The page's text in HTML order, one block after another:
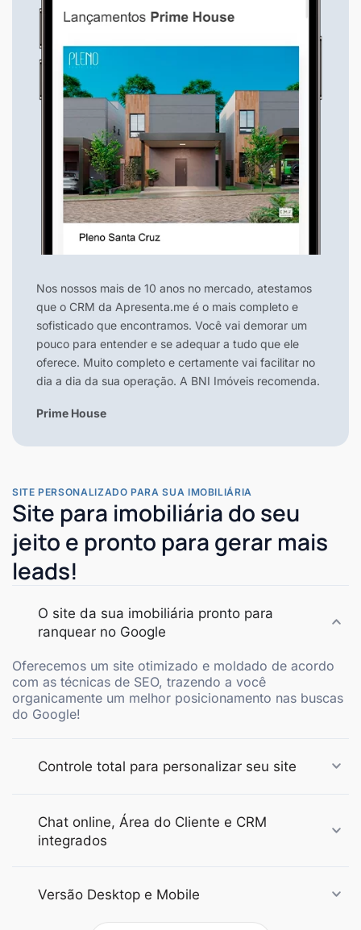
SITE PERSONALIZADO PARA SUA IMOBILIÁRIA
Site para imobiliária do seu
jeito e pronto para gerar mais
leads!
O site da sua imobiliária pronto para
ranquear no Google
Oferecemos um site otimizado e moldado de acordo
com as técnicas de SEO, trazendo a você
organicamente um melhor posicionamento nas buscas
do Google!
Controle total para personalizar seu site
Chat online, Área do Cliente e CRM
integrados
Versão Desktop e Mobile
Nos nossos mais de 10 anos no mercado, atestamos
que o CRM da Apresenta.me é o mais completo e
sofisticado que encontramos. Você vai demorar um
pouco para entender e se adequar a tudo que ele
oferece. Muito completo e certamente vai facilitar no
dia a dia da sua operação. A BNI Imóveis recomenda.
Prime House